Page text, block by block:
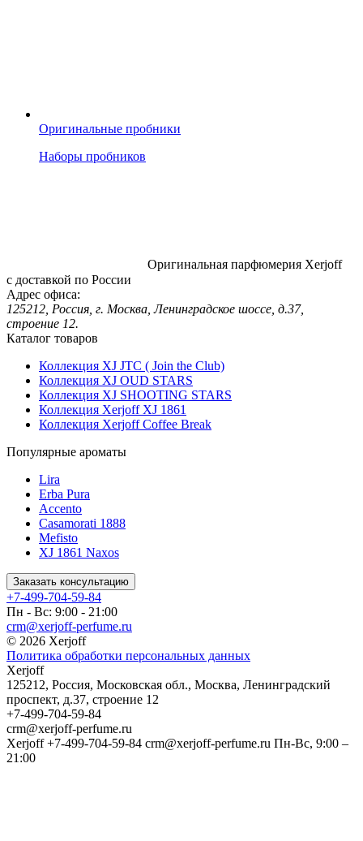
Оригинальные пробники
Наборы пробников
Оригинальная парфюмерия Xerjoff
с доставкой по России
Адрес офиса:
125212, Россия, г. Москва, Ленинградское шоссе, д.37,
строение 12.
Каталог товаров
Коллекция XJ JTC ( Join the Club)
Коллекция XJ OUD STARS
Коллекция XJ SHOOTING STARS
Коллекция Xerjoff XJ 1861
Коллекция Xerjoff Coffee Break
Популярные ароматы
Lira
Erba Pura
Accento
Casamorati 1888
Mefisto
XJ 1861 Naxos
Заказать консультацию
+7-499-704-59-84
Пн - Вс: 9:00 - 21:00
crm@xerjoff-perfume.ru
© 2026 Xerjoff
Политика обработки персональных данных
Xerjoff
125212, Россия, Московская обл., Москва, Ленинградский
проспект, д.37, строение 12
+7-499-704-59-84
crm@xerjoff-perfume.ru
Xerjoff +7-499-704-59-84 crm@xerjoff-perfume.ru Пн-Вс, 9:00 –
21:00